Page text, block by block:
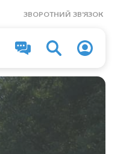
ЗВОРОТНИЙ ЗВ'ЯЗОК